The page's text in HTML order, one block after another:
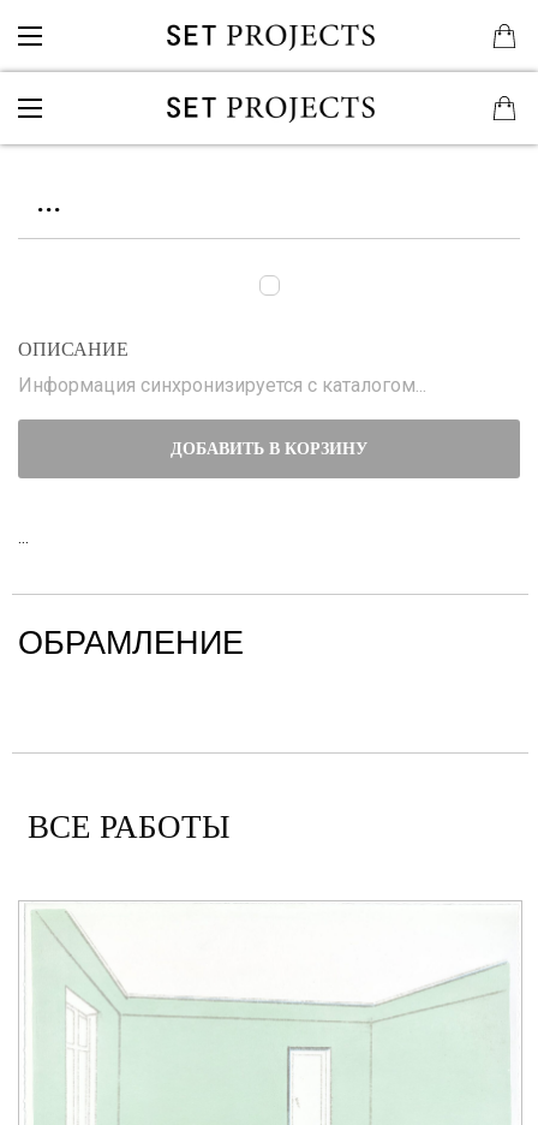
...
ОПИСАНИЕ
Информация синхронизируется с каталогом...
ДОБАВИТЬ В КОРЗИНУ
...
ОБРАМЛЕНИЕ
ВСЕ РАБОТЫ